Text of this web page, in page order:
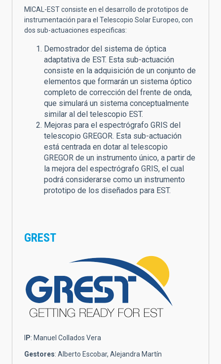
MICAL-EST consiste en el desarrollo de prototipos de
instrumentación para el Telescopio Solar Europeo, con
dos sub-actuaciones especificas:
Demostrador del sistema de óptica
adaptativa de EST. Esta sub-actuación
consiste en la adquisición de un conjunto de
elementos que formarán un sistema óptico
completo de corrección del frente de onda,
que simulará un sistema conceptualmente
similar al del telescopio EST.
Mejoras para el espectrógrafo GRIS del
telescopio GREGOR. Esta sub-actuación
está centrada en dotar al telescopio
GREGOR de un instrumento único, a partir de
la mejora del espectrógrafo GRIS, el cual
podrá considerarse como un instrumento
prototipo de los diseñados para EST.
GREST
P: Manuel Collados Vera
Gestores: Alberto Escobar, Alejandra Martín